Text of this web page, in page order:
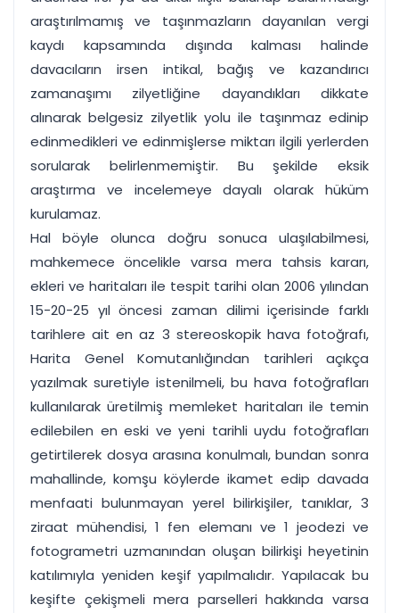
araştırılmamış ve taşınmazların dayanılan vergi
kaydı kapsamında dışında kalması halinde
davacıların irsen intikal, bağış ve kazandırıcı
zamanaşımı zilyetliğine dayandıkları dikkate
alınarak belgesiz zilyetlik yolu ile taşınmaz edinip
edinmedikleri ve edinmişlerse miktarı ilgili yerlerden
sorularak belirlenmemiştir. Bu şekilde eksik
araştırma ve incelemeye dayalı olarak hüküm
kurulamaz.
Hal böyle olunca doğru sonuca ulaşılabilmesi,
mahkemece öncelikle varsa mera tahsis kararı,
ekleri ve haritaları ile tespit tarihi olan 2006 yılından
15-20-25 yıl öncesi zaman dilimi içerisinde farklı
tarihlere ait en az 3 stereoskopik hava fotoğrafı,
Harita Genel Komutanlığından tarihleri açıkça
yazılmak suretiyle istenilmeli, bu hava fotoğrafları
kullanılarak üretilmiş memleket haritaları ile temin
edilebilen en eski ve yeni tarihli uydu fotoğrafları
getirtilerek dosya arasına konulmalı, bundan sonra
mahallinde, komşu köylerde ikamet edip davada
menfaati bulunmayan yerel bilirkişiler, tanıklar, 3
ziraat mühendisi, 1 fen elemanı ve 1 jeodezi ve
fotogrametri uzmanından oluşan bilirkişi heyetinin
katılımıyla yeniden keşif yapılmalıdır. Yapılacak bu
keşifte çekişmeli mera parselleri hakkında varsa